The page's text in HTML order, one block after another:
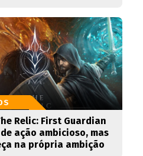
Relic: First Guardian
de ação ambicioso, mas
na própria ambição